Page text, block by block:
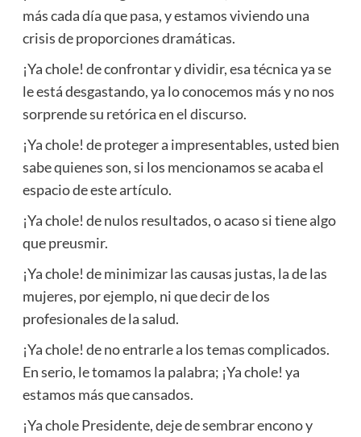
más cada día que pasa, y estamos viviendo una
crisis de proporciones dramáticas.
¡Ya chole! de confrontar y dividir, esa técnica ya se
le está desgastando, ya lo conocemos más y no nos
sorprende su retórica en el discurso.
¡Ya chole! de proteger a impresentables, usted bien
sabe quienes son, si los mencionamos se acaba el
espacio de este artículo.
¡Ya chole! de nulos resultados, o acaso si tiene algo
que preusmir.
¡Ya chole! de minimizar las causas justas, la de las
mujeres, por ejemplo, ni que decir de los
profesionales de la salud.
¡Ya chole! de no entrarle a los temas complicados.
En serio, le tomamos la palabra; ¡Ya chole! ya
estamos más que cansados.
¡Ya chole Presidente, deje de sembrar encono y